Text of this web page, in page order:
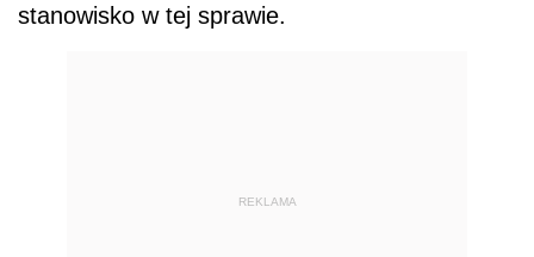
stanowisko w tej sprawie.
REKLAMA